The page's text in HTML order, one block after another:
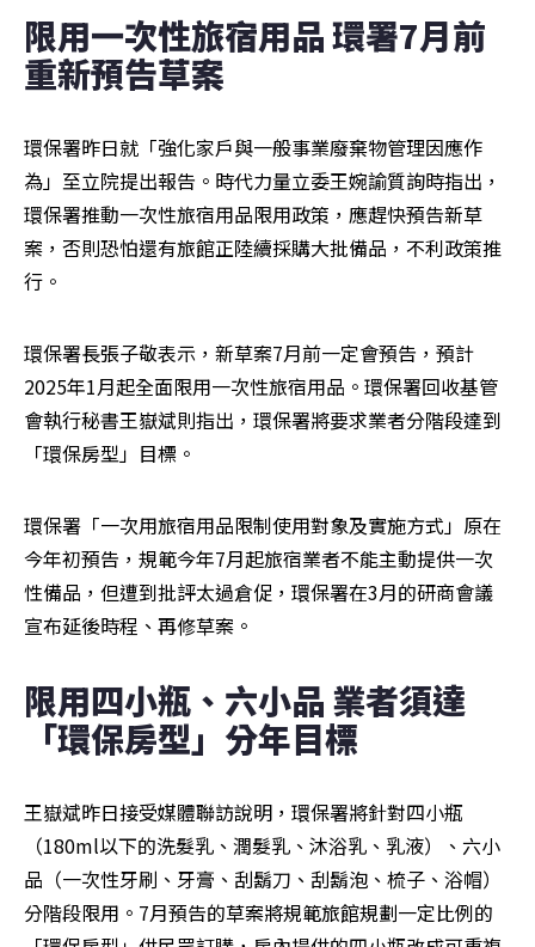
限用一次性旅宿用品 環署7月前
重新預告草案
環保署昨日就「強化家戶與一般事業廢棄物管理因應作
為」至立院提出報告。時代力量立委王婉諭質詢時指出，
環保署推動一次性旅宿用品限用政策，應趕快預告新草
案，否則恐怕還有旅館正陸續採購大批備品，不利政策推
行。
環保署長張子敬表示，新草案7月前一定會預告，預計
2025年1月起全面限用一次性旅宿用品。環保署回收基管
會執行秘書王嶽斌則指出，環保署將要求業者分階段達到
「環保房型」目標。
環保署「一次用旅宿用品限制使用對象及實施方式」原在
今年初預告，規範今年7月起旅宿業者不能主動提供一次
性備品，但遭到批評太過倉促，環保署在3月的研商會議
宣布延後時程、再修草案。
限用四小瓶、六小品 業者須達
「環保房型」分年目標
王嶽斌昨日接受媒體聯訪說明，環保署將針對四小瓶
（180ml以下的洗髮乳、潤髮乳、沐浴乳、乳液）、六小
品（一次性牙刷、牙膏、刮鬍刀、刮鬍泡、梳子、浴帽）
分階段限用。7月預告的草案將規範旅館規劃一定比例的